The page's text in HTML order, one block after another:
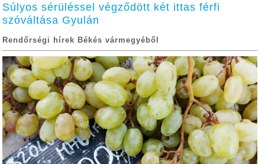
Súlyos sérüléssel végződött két ittas férfi
szóváltása Gyulán
Rendőrségi hírek Békés vármegyéből